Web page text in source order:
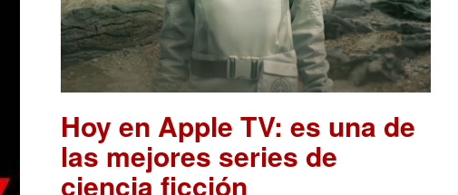
Hoy en Apple TV: es una de
las mejores series de
ciencia ficción